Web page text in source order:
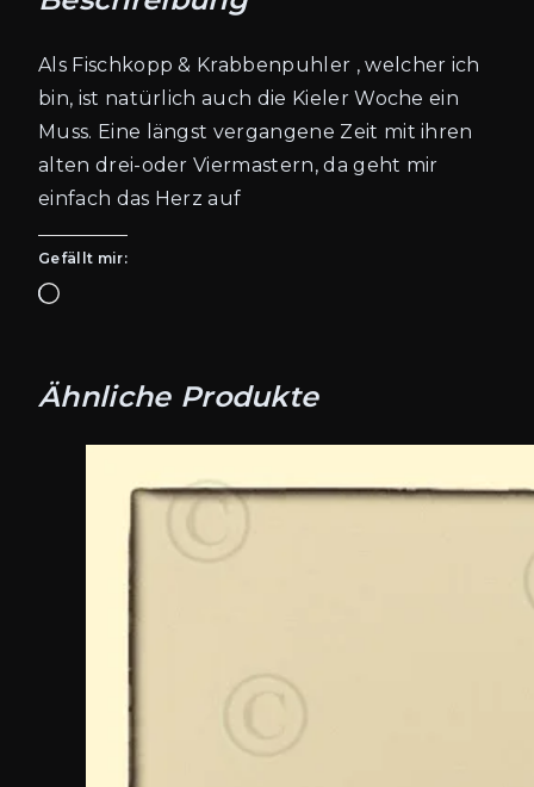
Als Fischkopp & Krabbenpuhler , welcher ich
bin, ist natürlich auch die Kieler Woche ein
Muss. Eine längst vergangene Zeit mit ihren
alten drei-oder Viermastern, da geht mir
einfach das Herz auf
Gefällt mir:
Wird
Ähnliche Produkte